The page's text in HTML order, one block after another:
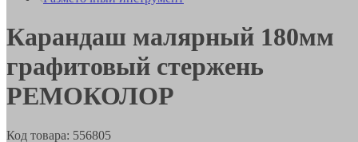
Карандаш малярный 180мм
графитовый стержень
РЕМОКОЛОР
Код товара: 556805